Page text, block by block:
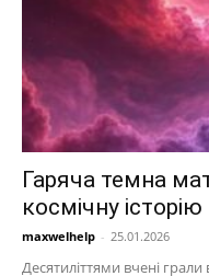
Гаряча темна
космічну історію
maxwelhelp - 25.01.2026
Десятиліттями вчені